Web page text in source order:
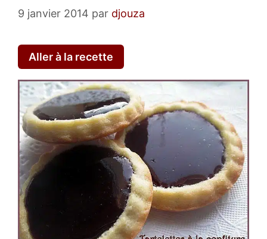
9 janvier 2014 par djouza
Aller à la recette